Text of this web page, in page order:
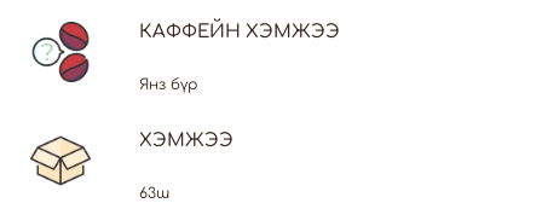
КАФФЕЙН ХЭМЖЭЭ
Янз бүр
ХЭМЖЭЭ
63ш